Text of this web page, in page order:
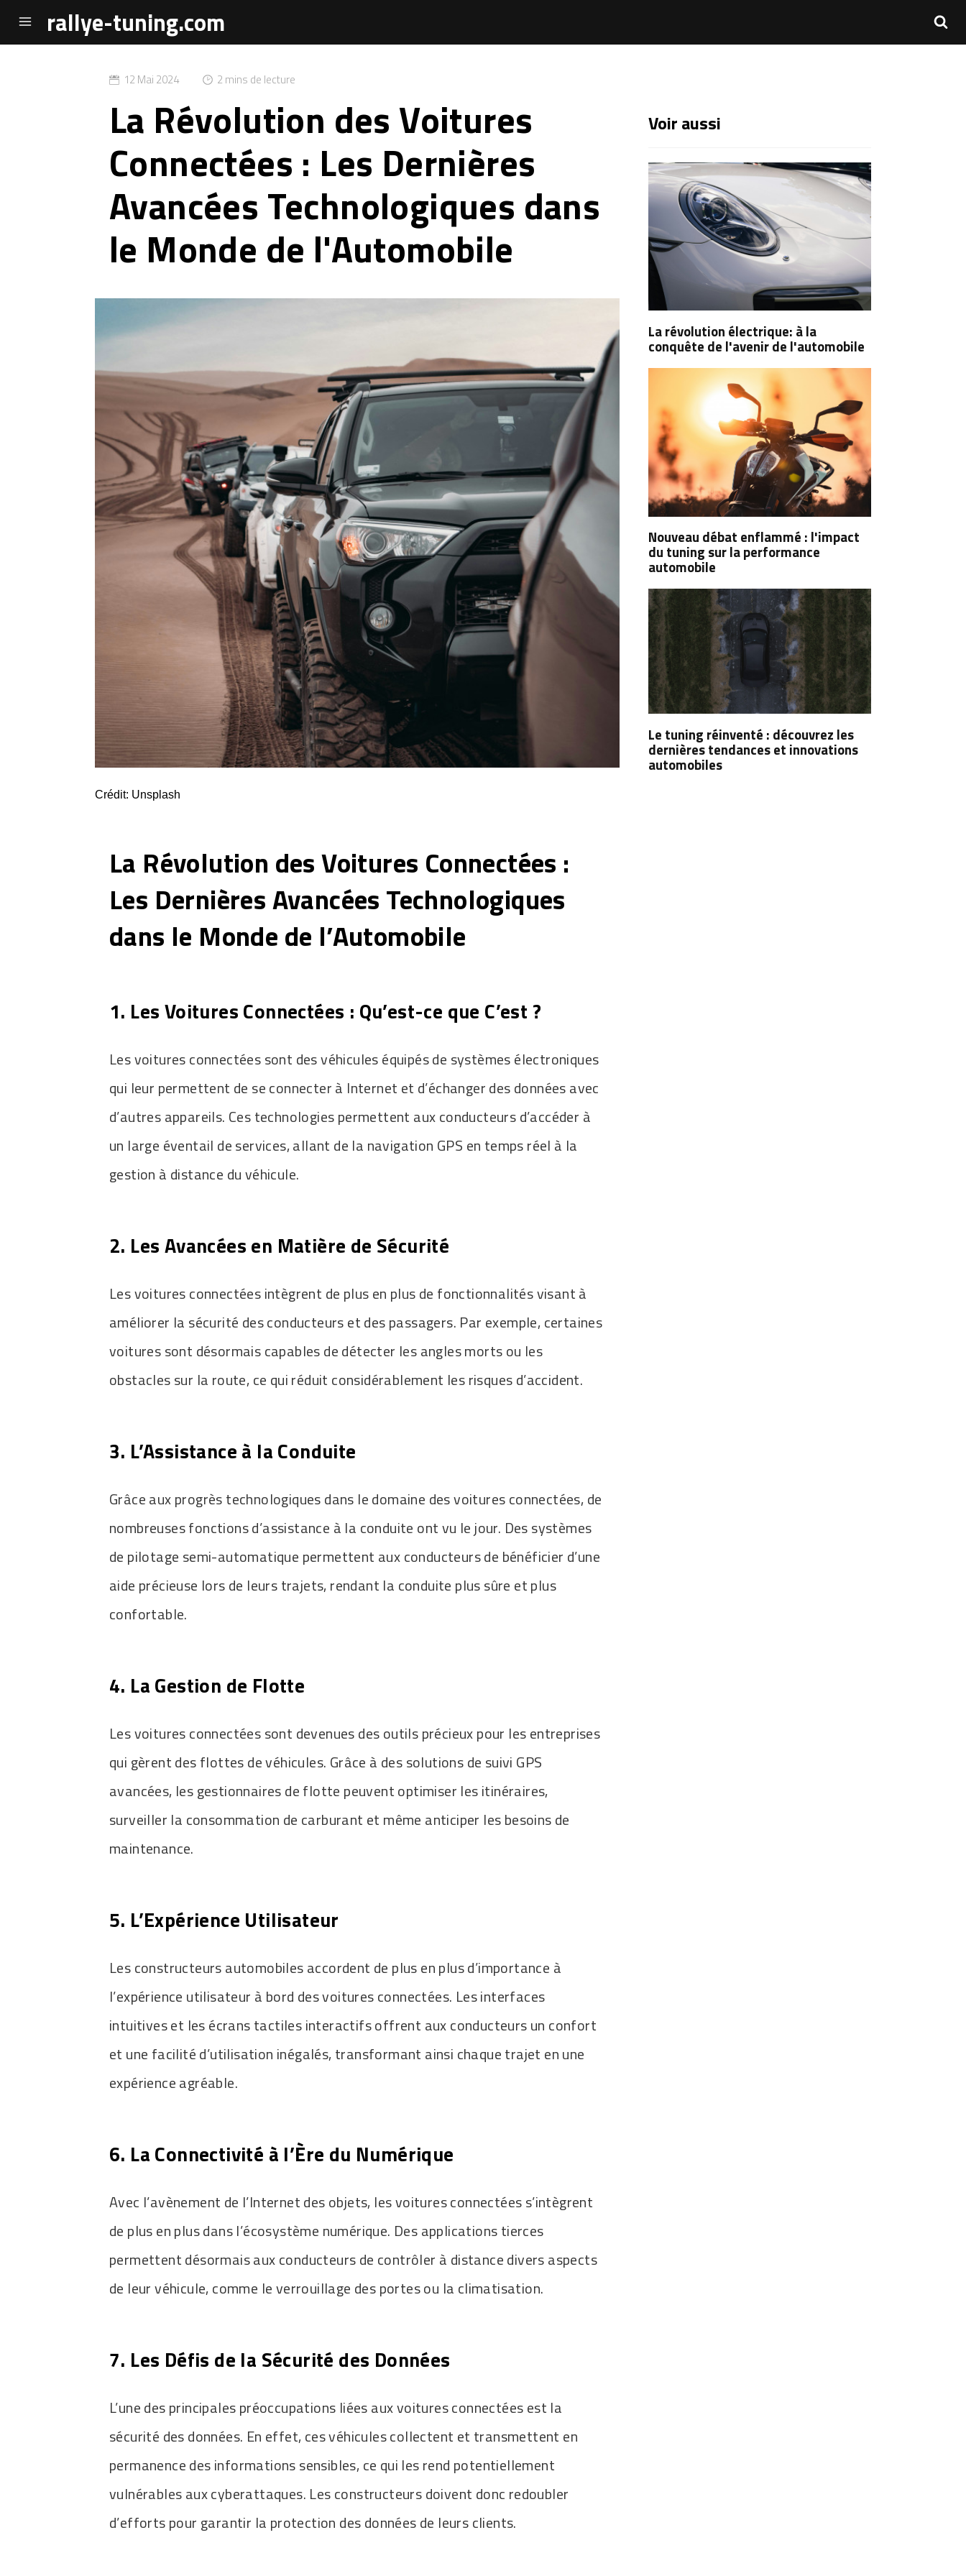
rallye-tuning.com
12 Mai 2024 2 mins de lecture
La Révolution des Voitures
Connectées : Les Dernières
Avancées Technologiques dans
le Monde de l'Automobile
Crédit: Unsplash
La Révolution des Voitures Connectées :
Les Dernières Avancées Technologiques
dans le Monde de l’Automobile
1. Les Voitures Connectées : Qu’est-ce que C’est ?
Les voitures connectées sont des véhicules équipés de systèmes électroniques
qui leur permettent de se connecter à Internet et d’échanger des données avec
d’autres appareils. Ces technologies permettent aux conducteurs d’accéder à
un large éventail de services, allant de la navigation GPS en temps réel à la
gestion à distance du véhicule.
2. Les Avancées en Matière de Sécurité
Les voitures connectées intègrent de plus en plus de fonctionnalités visant à
améliorer la sécurité des conducteurs et des passagers. Par exemple, certaines
voitures sont désormais capables de détecter les angles morts ou les
obstacles sur la route, ce qui réduit considérablement les risques d’accident.
3. L’Assistance à la Conduite
Grâce aux progrès technologiques dans le domaine des voitures connectées, de
nombreuses fonctions d’assistance à la conduite ont vu le jour. Des systèmes
de pilotage semi-automatique permettent aux conducteurs de bénéficier d’une
aide précieuse lors de leurs trajets, rendant la conduite plus sûre et plus
confortable.
4. La Gestion de Flotte
Les voitures connectées sont devenues des outils précieux pour les entreprises
qui gèrent des flottes de véhicules. Grâce à des solutions de suivi GPS
avancées, les gestionnaires de flotte peuvent optimiser les itinéraires,
surveiller la consommation de carburant et même anticiper les besoins de
maintenance.
5. L’Expérience Utilisateur
Les constructeurs automobiles accordent de plus en plus d’importance à
l’expérience utilisateur à bord des voitures connectées. Les interfaces
intuitives et les écrans tactiles interactifs offrent aux conducteurs un confort
et une facilité d’utilisation inégalés, transformant ainsi chaque trajet en une
expérience agréable.
6. La Connectivité à l’Ère du Numérique
Avec l’avènement de l’Internet des objets, les voitures connectées s’intègrent
de plus en plus dans l’écosystème numérique. Des applications tierces
permettent désormais aux conducteurs de contrôler à distance divers aspects
de leur véhicule, comme le verrouillage des portes ou la climatisation.
7. Les Défis de la Sécurité des Données
L’une des principales préoccupations liées aux voitures connectées est la
sécurité des données. En effet, ces véhicules collectent et transmettent en
permanence des informations sensibles, ce qui les rend potentiellement
vulnérables aux cyberattaques. Les constructeurs doivent donc redoubler
d’efforts pour garantir la protection des données de leurs clients.
Voir aussi
La révolution électrique: à la
conquête de l'avenir de l'automobile
Nouveau débat enflammé : l'impact
du tuning sur la performance
automobile
Le tuning réinventé : découvrez les
dernières tendances et innovations
automobiles